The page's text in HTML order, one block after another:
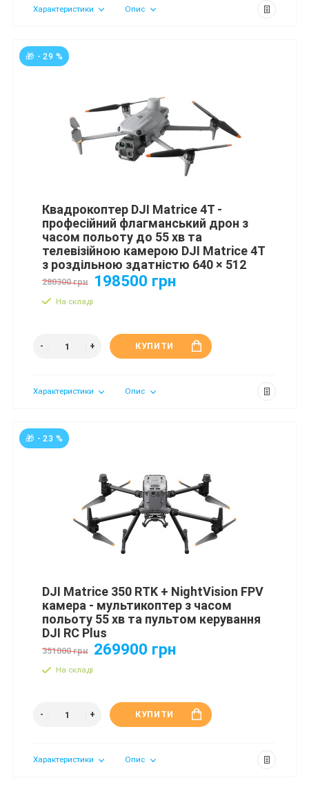
Характеристики Опис
🎁 - 29 %
Квадрокоптер DJI Matrice 4T -
професійний флагманський дрон з
часом польоту до 55 хв та
телевізійною камерою DJI Matrice 4T
з роздільною здатністю 640 × 512
280300 грн 198500 грн
На складі
КУПИТИ
Характеристики Опис
🎁 - 23 %
DJI Matrice 350 RTK + NightVision FPV
камера - мультикоптер з часом
польоту 55 хв та пультом керування
DJI RC Plus
351000 грн 269900 грн
На складі
КУПИТИ
Характеристики Опис